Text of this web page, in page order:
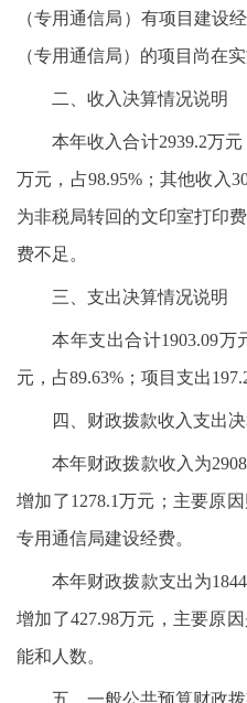
（专用通信局）有项目建设
（专用通信局）的项目尚在
二、收入决算情况说明
本年收入合计2939.2万
万元，占98.95%；其他收入
为非税局转回的文印室打印
费不足。
三、支出决算情况说明
本年支出合计1903.09万
元，占89.63%；项目支出
四、财政拨款收入支出
本年财政拨款收入为
增加了1278.1万元；主要原
专用通信局建设经费。
本年财政拨款支出为
增加了427.98万元，主要原
能和人数。
五、一般公共预算财政